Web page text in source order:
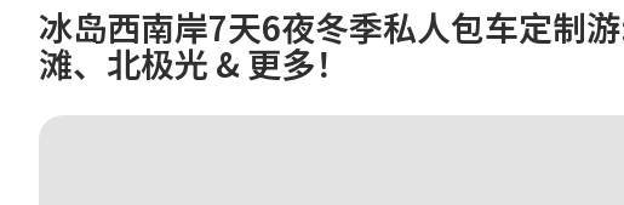
冰岛西南岸7天6夜冬季私人包车定制
滩、北极光 & 更多！